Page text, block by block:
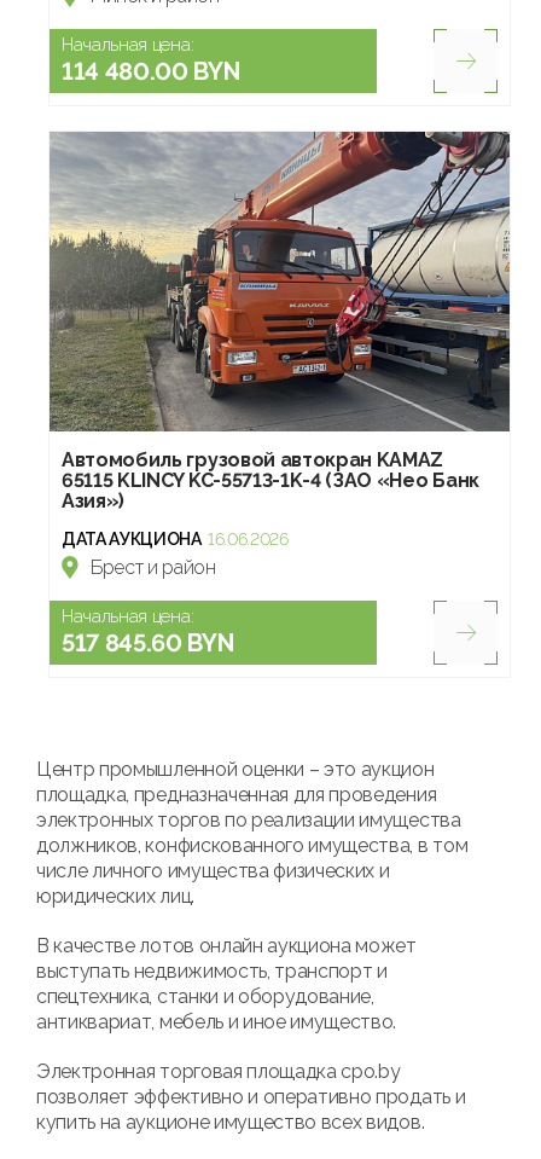
Начальная цена:
114 480.00 BYN
Автомобиль грузовой автокран KAMAZ
65115 KLINCY KC-55713-1K-4 (ЗАО «Нео Банк
Азия»)
ДАТА АУКЦИОНА 16.06.2026
Брест и район
Начальная цена:
517 845.60 BYN
Центр промышленной оценки – это аукцион
площадка, предназначенная для проведения
электронных торгов по реализации имущества
должников, конфискованного имущества, в том
числе личного имущества физических и
юридических лиц.
В качестве лотов онлайн аукциона может
выступать недвижимость, транспорт и
спецтехника, станки и оборудование,
антиквариат, мебель и иное имущество.
Электронная торговая площадка cpo.by
позволяет эффективно и оперативно продать и
купить на аукционе имущество всех видов.